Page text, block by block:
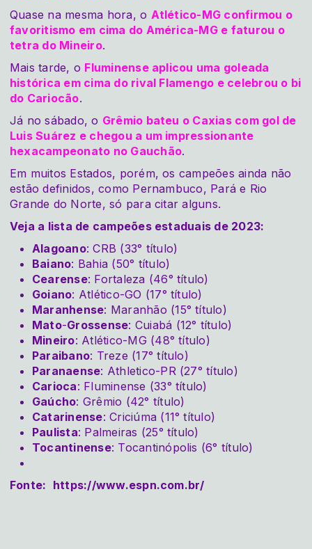
Quase na mesma hora, o Atlético-MG confirmou o
favoritismo em cima do América-MG e faturou o
tetra do Mineiro.
Mais tarde, o Fluminense aplicou uma goleada
histórica em cima do rival Flamengo e celebrou o bi
do Cariocão.
Já no sábado, o Grêmio bateu o Caxias com gol de
Luis Suárez e chegou a um impressionante
hexacampeonato no Gauchão.
Em muitos Estados, porém, os campeões ainda não
estão definidos, como Pernambuco, Pará e Rio
Grande do Norte, só para citar alguns.
Veja a lista de campeões estaduais de 2023:
Alagoano: CRB (33° título)
Baiano: Bahia (50° título)
Cearense: Fortaleza (46° título)
Goiano: Atlético-GO (17° título)
Maranhense: Maranhão (15° título)
Mato-Grossense: Cuiabá (12° título)
Mineiro: Atlético-MG (48° título)
Paraibano: Treze (17° título)
Paranaense: Athletico-PR (27° título)
Carioca: Fluminense (33° título)
Gaúcho: Grêmio (42° título)
Catarinense: Criciúma (11° título)
Paulista: Palmeiras (25° título)
Tocantinense: Tocantinópolis (6° título)
Fonte: https://www.espn.com.br/